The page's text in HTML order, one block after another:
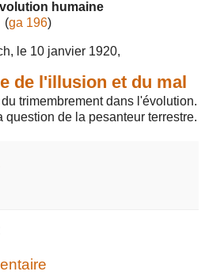
humaine
(ga 196)
le 10 janvier 1920,
de l'illusion et du mal
trimembrement dans l'évolution.
question de la pesanteur terrestre.